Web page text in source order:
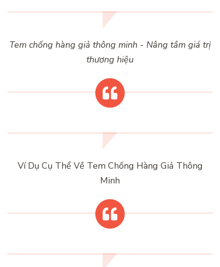
Tem chống hàng giả thông minh - Nâng tầm giá trị
thương hiệu
Ví Dụ Cụ Thể Về Tem Chống Hàng Giả Thông
Minh